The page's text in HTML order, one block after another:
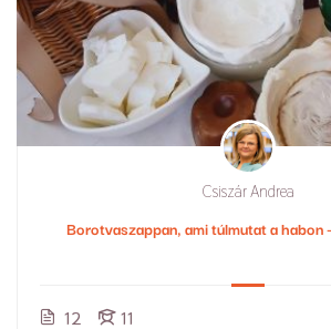
Csiszár Andrea
Borotvaszappan, ami túlmutat a habon
12 11